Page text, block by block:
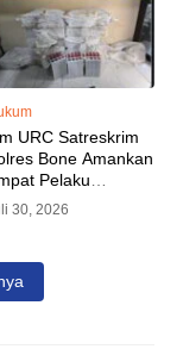
URC Satreskrim
Bone Amankan
Pelaku
Aset PLN,
Ditaksir
30, 2026